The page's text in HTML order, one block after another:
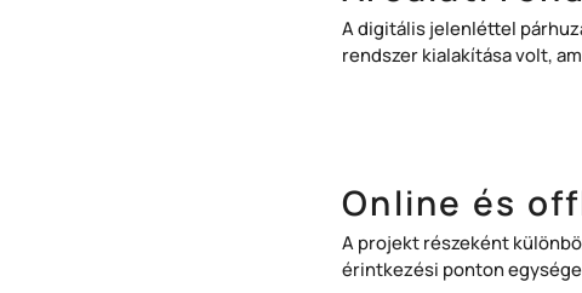
A digitális jelenléttel
rendszer kialakítása volt,
Online és
A projekt részeként
érintkezési ponton